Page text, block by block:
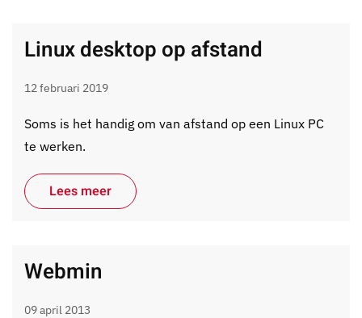
Linux desktop op afstand
12 februari 2019
Soms is het handig om van afstand op een Linux PC
te werken.
Lees meer
Webmin
09 april 2013